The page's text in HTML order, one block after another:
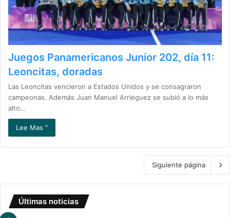
Juegos Panamericanos Junior 202, día 11:
Leoncitas, doradas
Las Leoncitas vencieron a Estados Unidos y se consagraron
campeonas. Además Juan Manuel Arrieguez se subió a lo más
alto…
Lee Mas "
Siguiente página
Últimas noticias